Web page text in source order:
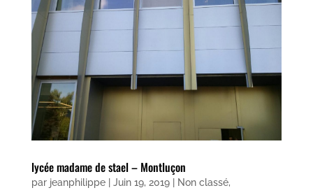
lycée madame de stael – Montluçon
par jeanphilippe| Juin 19, 2019| Non classé,